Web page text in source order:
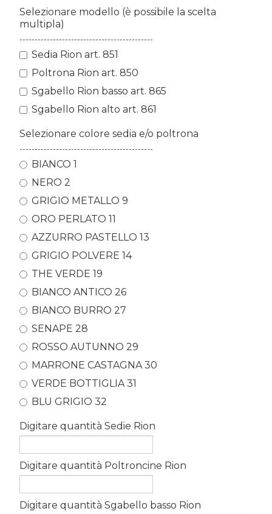
Selezionare modello (è possibile la scelta
multipla)
--------------------------------------------
Sedia Rion art. 851
Poltrona Rion art. 850
Sgabello Rion basso art. 865
Sgabello Rion alto art. 861
Selezionare colore sedia e/o poltrona
--------------------------------------------
BIANCO 1
NERO 2
GRIGIO METALLO 9
ORO PERLATO 11
AZZURRO PASTELLO 13
GRIGIO POLVERE 14
THE VERDE 19
BIANCO ANTICO 26
BIANCO BURRO 27
SENAPE 28
ROSSO AUTUNNO 29
MARRONE CASTAGNA 30
VERDE BOTTIGLIA 31
BLU GRIGIO 32
Digitare quantità Sedie Rion
Digitare quantità Poltroncine Rion
Digitare quantità Sgabello basso Rion